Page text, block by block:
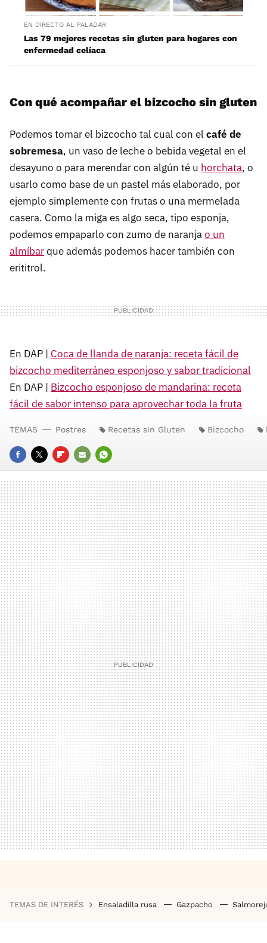
EN DIRECTO AL PALADAR
Las 79 mejores recetas sin gluten para hogares con
enfermedad celíaca
Con qué acompañar el bizcocho sin gluten
Podemos tomar el bizcocho tal cual con el café de
sobremesa, un vaso de leche o bebida vegetal en el
desayuno o para merendar con algún té u horchata, o
usarlo como base de un pastel más elaborado, por
ejemplo simplemente con frutas o una mermelada
casera. Como la miga es algo seca, tipo esponja,
podemos empaparlo con zumo de naranjao un
almíbarque además podemos hacer también con
erititrol.
En DAP | Coca de llanda de naranja: receta fácil de
bizcocho mediterráneo esponjoso y sabor tradicional
En DAP | Bizcocho esponjoso de mandarina: receta
fácil de sabor intenso para aprovechar toda la fruta
FACEBOOK
TWITTERFLIPBOARD
E-
MAIL
WHATSAPP
TEMAS Postres Recetas sin Gluten Bizcocho
TEMAS DE INTERÉS Ensaladilla rusa Gazpacho